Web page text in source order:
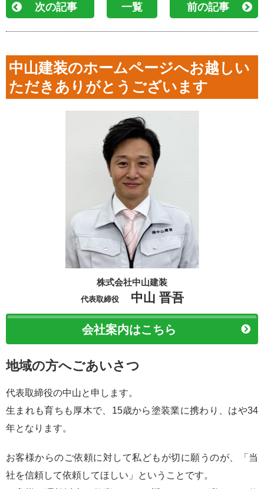
次の記事 一覧 前の記事
中山建装のホームページへお越しい
ただきありがとうございます
株式会社中山建装
代表取締役 中山 晋吾
会社案内はこちら
地域の方へごあいさつ
代表取締役の中山と申します。
生まれも育ちも厚木で、15歳から塗装業に携わり、はや34
年となります。
お客様からのご依頼に対して私どもが切に願うのが、「当
社を信頼して依頼してほしい」ということです。